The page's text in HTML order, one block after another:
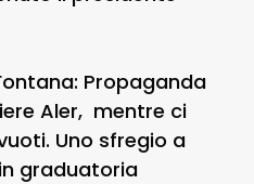
Propaganda
Aler, mentre ci
Uno sfregio a
graduatoria